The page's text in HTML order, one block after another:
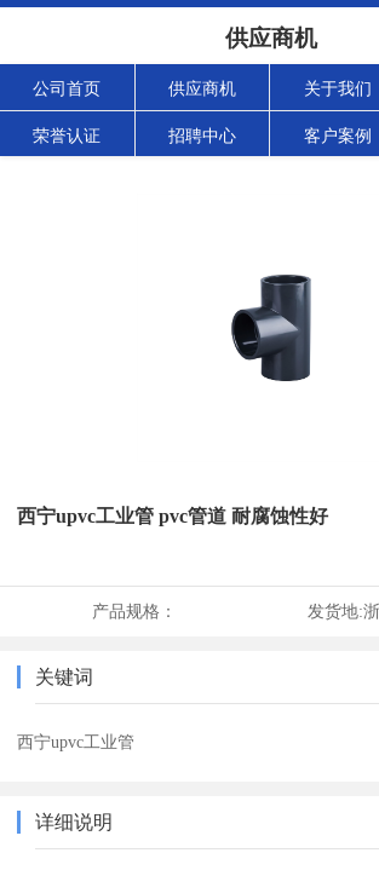
供应商机
公司首页 供应商机 关于我们
荣誉认证 招聘中心 客户案例
西宁upvc工业管 pvc管道 耐腐蚀性好
产品规格： 发货地:
关键词
西宁upvc工业管
详细说明